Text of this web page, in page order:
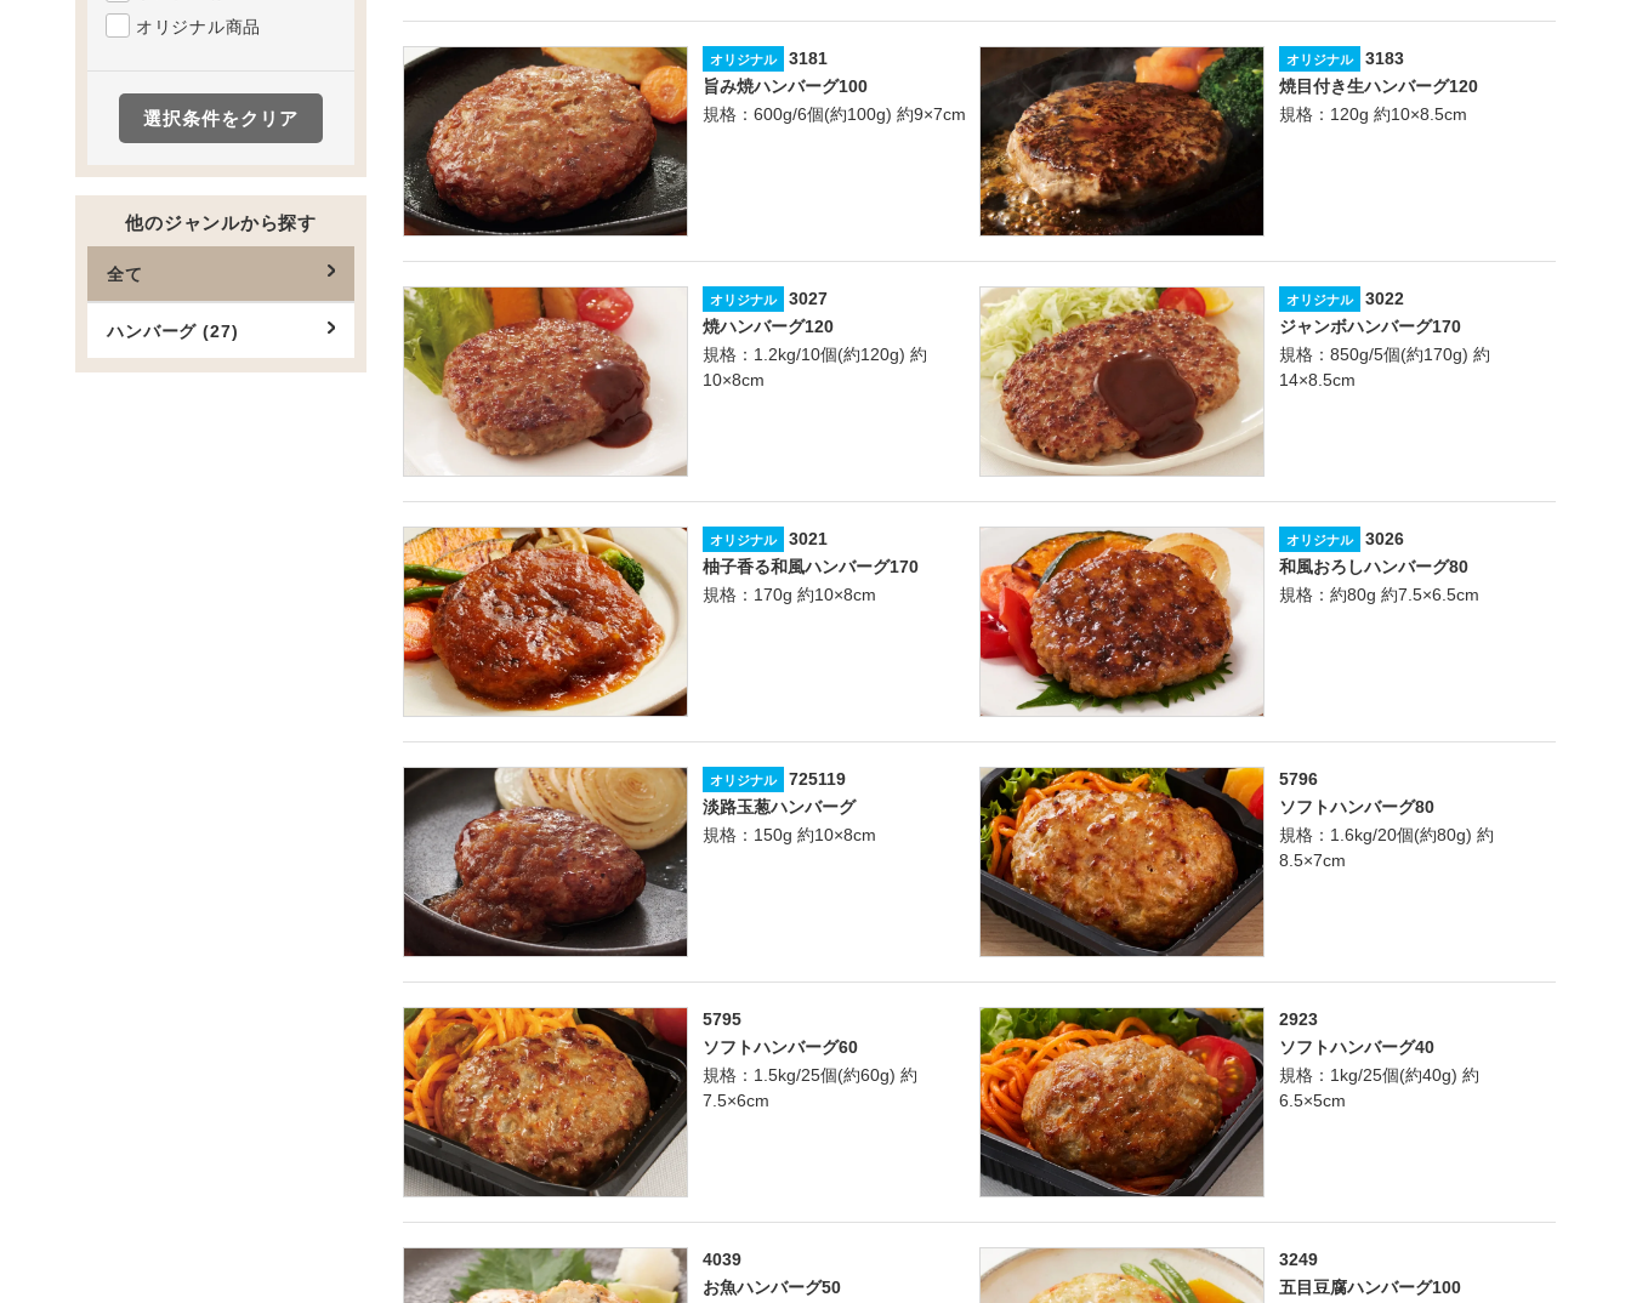
オリジナル商品
選択条件をクリア
他のジャンルから探す
全て
ハンバーグ (27)
オリジナル
3181
旨み焼ハンバーグ100
規格：600g/6個(約100g) 約9×7cm
オリジナル
3183
焼目付き生ハンバーグ120
規格：120g 約10×8.5cm
オリジナル
3027
焼ハンバーグ120
規格：1.2kg/10個(約120g) 約
10×8cm
オリジナル
3022
ジャンボハンバーグ170
規格：850g/5個(約170g) 約
14×8.5cm
オリジナル
3021
柚子香る和風ハンバーグ170
規格：170g 約10×8cm
オリジナル
3026
和風おろしハンバーグ80
規格：約80g 約7.5×6.5cm
オリジナル
725119
淡路玉葱ハンバーグ
規格：150g 約10×8cm
5796
ソフトハンバーグ80
規格：1.6kg/20個(約80g) 約
8.5×7cm
5795
ソフトハンバーグ60
規格：1.5kg/25個(約60g) 約
7.5×6cm
2923
ソフトハンバーグ40
規格：1kg/25個(約40g) 約
6.5×5cm
4039
お魚ハンバーグ50
3249
五目豆腐ハンバーグ100